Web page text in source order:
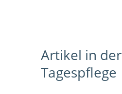
Artikel in der
Tagespflege